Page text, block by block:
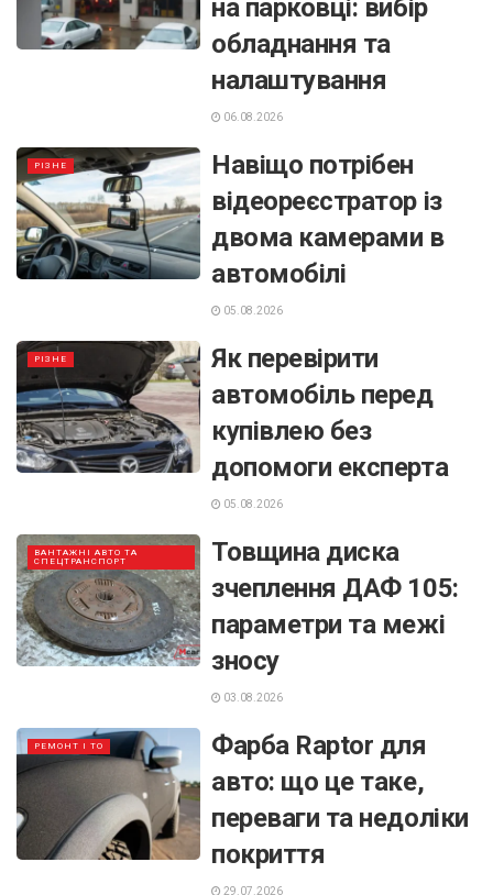
на парковці: вибір
обладнання та
налаштування
06.08.2026
РІЗНЕ
Навіщо потрібен
відеореєстратор із
двома камерами в
автомобілі
05.08.2026
РІЗНЕ
Як перевірити
автомобіль перед
купівлею без
допомоги експерта
05.08.2026
ВАНТАЖНІ АВТО ТА
СПЕЦТРАНСПОРТ
Товщина диска
зчеплення ДАФ 105:
параметри та межі
зносу
03.08.2026
РЕМОНТ І ТО
Фарба Raptor для
авто: що це таке,
переваги та недоліки
покриття
29.07.2026